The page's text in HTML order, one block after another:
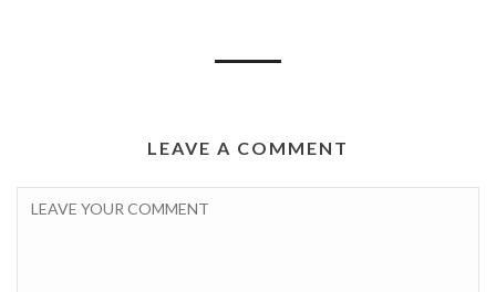
LEAVE A COMMENT